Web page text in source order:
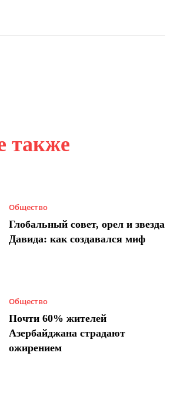
также
Общество
Глобальный совет, орел и звезда
Давида: как создавался миф
Общество
Почти 60% жителей
Азербайджана страдают
ожирением